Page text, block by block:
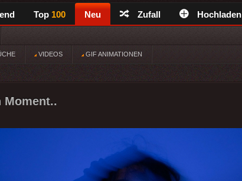
Top 100 Neu Zufall Hochladen
VIDEOS GIF ANIMATIONEN
Moment..